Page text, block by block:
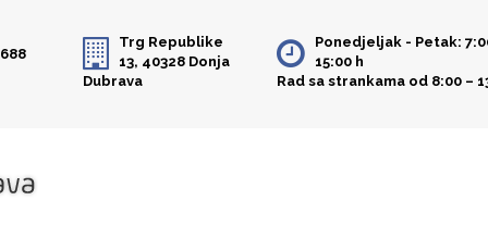
Trg Republike
13, 40328 Donja
Dubrava
Ponedjeljak - Petak:
15:00 h
Rad sa strankama od 8:00 –